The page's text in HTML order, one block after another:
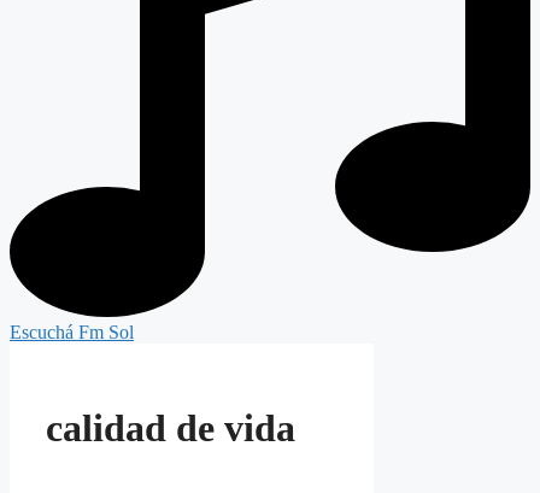
Escuchá Fm Sol
calidad de vida